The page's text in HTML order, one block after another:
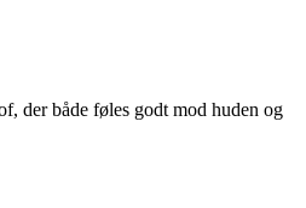
der både føles godt mod huden og